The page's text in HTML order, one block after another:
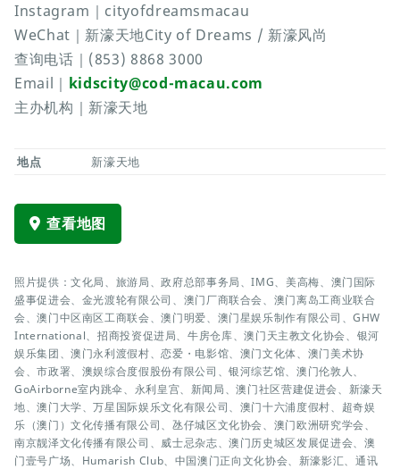
Instagram｜cityofdreamsmacau
WeChat｜新濠天地City of Dreams / 新濠风尚
查询电话｜(853) 8868 3000
Email｜ kidscity@cod-macau.com
主办机构｜新濠天地
地点 新濠天地
查看地图
照片提供：文化局、旅游局、政府总部事务局、IMG、美高梅、澳门国际
盛事促进会、金光渡轮有限公司、澳门厂商联合会、澳门离岛工商业联合
会、澳门中区南区工商联会、澳门明爱、澳门星娱乐制作有限公司、GHW
International、招商投资促进局、牛房仓库、澳门天主教文化协会、银河
娱乐集团、澳门永利渡假村、恋爱・电影馆、澳门文化体、澳门美术协
会、市政署、澳娱综合度假股份有限公司、银河综艺馆、澳门伦敦人、
GoAirborne室内跳伞、永利皇宫、新闻局、澳门社区营建促进会、新濠天
地、澳门大学、万星国际娱乐文化有限公司、澳门十六浦度假村、超奇娱
乐（澳门）文化传播有限公司、氹仔城区文化协会、澳门欧洲研究学会、
南京靓泽文化传播有限公司、威士忌杂志、澳门历史城区发展促进会、澳
门壹号广场、Humarish Club、中国澳门正向文化协会、新濠影汇、通讯